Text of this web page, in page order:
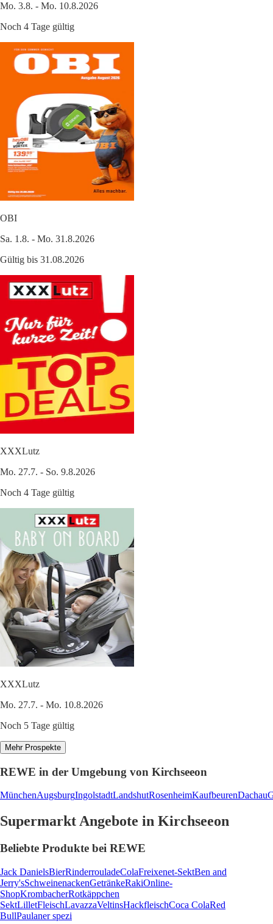
Mo. 3.8. - Mo. 10.8.2026
Noch 4 Tage gültig
OBI
Sa. 1.8. - Mo. 31.8.2026
Gültig bis 31.08.2026
XXXLutz
Mo. 27.7. - So. 9.8.2026
Noch 4 Tage gültig
XXXLutz
Mo. 27.7. - Mo. 10.8.2026
Noch 5 Tage gültig
Mehr Prospekte
REWE in der Umgebung von Kirchseeon
MünchenAugsburgIngolstadtLandshutRosenheimKaufbeurenDachau
Supermarkt Angebote in Kirchseeon
Beliebte Produkte bei REWE
Jack DanielsBierRinderrouladeColaFreixenet-SektBen and
Jerry'sSchweinenackenGetränkeRakiOnline-
ShopKrombacherRotkäppchen
SektLilletFleischLavazzaVeltinsHackfleischCoca ColaRed
BullPaulaner spezi